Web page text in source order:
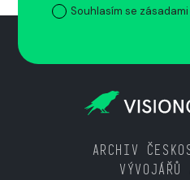
Souhlasím se
ARCHIV
VÝVOJÁŘŮ